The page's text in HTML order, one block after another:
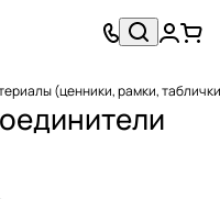
(ценники, рамки,